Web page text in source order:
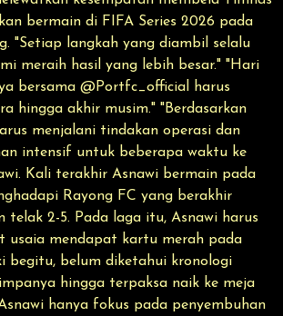
bermain di FIFA Series 2026 pada
"Setiap langkah yang diambil selalu
meraih hasil yang lebih besar." "Hari
bersama @Portfc_official harus
hingga akhir musim." "Berdasarkan
menjalani tindakan operasi dan
intensif untuk beberapa waktu ke
Kali terakhir Asnawi bermain pada
Rayong FC yang berakhir
telak 2-5. Pada laga itu, Asnawi harus
usaia mendapat kartu merah pada
begitu, belum diketahui kronologi
hingga terpaksa naik ke meja
hanya fokus pada penyembuhan